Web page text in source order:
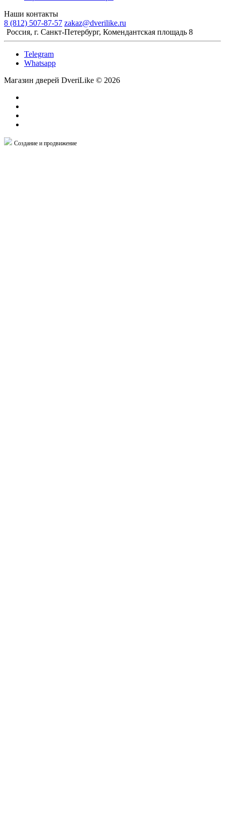
Наши контакты
8 (812) 507-87-57 zakaz@dverilike.ru
Россия, г. Санкт-Петербург, Комендантская площадь 8
Telegram
Whatsapp
Магазин дверей DveriLike © 2026
Создание и продвижение